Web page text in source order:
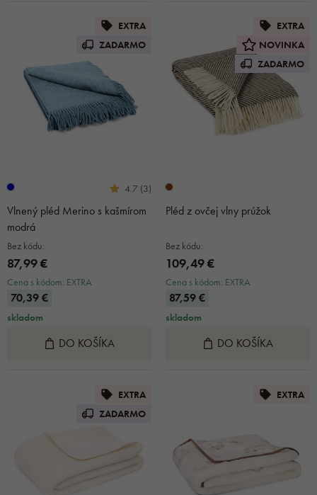
EXTRA
ZADARMO
4.7 (3)
Vlnený pléd Merino s kašmírom
modrá
Bez kódu:
87,99 €
Cena s kódom: EXTRA
70,39 €
skladom
DO KOŠÍKA
EXTRA
NOVINKA
ZADARMO
Pléd z ovčej vlny prúžok
Bez kódu:
109,49 €
Cena s kódom: EXTRA
87,59 €
skladom
DO KOŠÍKA
EXTRA
ZADARMO
EXTRA